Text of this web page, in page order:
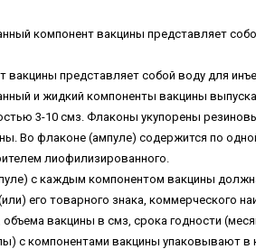
компонент вакцины представляет
вакцины представляет собой воду для
и жидкий компоненты вакцины
3-10 смз. Флаконы укупорены
Во флаконе (ампуле) содержится по
лиофилизированного.
с каждым компонентом вакцины
его товарного знака, коммерческого
объема вакцины в смз, срока годности
с компонентами вакцины упаковывают в